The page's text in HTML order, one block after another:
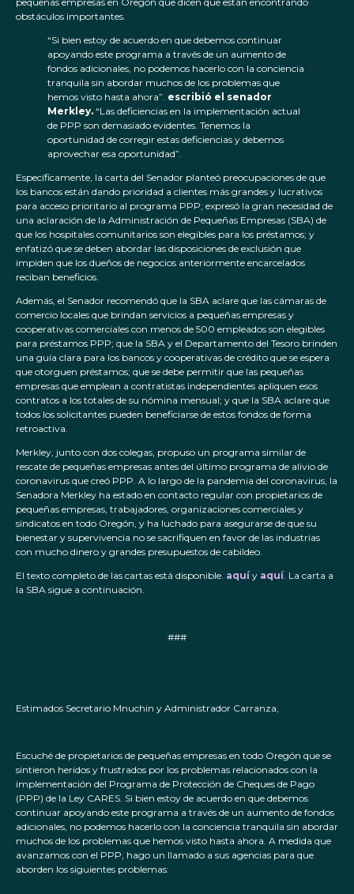
obstáculos importantes.
“Si bien estoy de acuerdo en que debemos continuar
apoyando este programa a través de un aumento de
fondos adicionales, no podemos hacerlo con la conciencia
tranquila sin abordar muchos de los problemas que
hemos visto hasta ahora”. escribió el senador
Merkley. “Las deficiencias en la implementación actual
de PPP son demasiado evidentes. Tenemos la
oportunidad de corregir estas deficiencias y debemos
aprovechar esa oportunidad”.
Específicamente, la carta del Senador planteó preocupaciones de que
los bancos están dando prioridad a clientes más grandes y lucrativos
para acceso prioritario al programa PPP; expresó la gran necesidad de
una aclaración de la Administración de Pequeñas Empresas (SBA) de
que los hospitales comunitarios son elegibles para los préstamos; y
enfatizó que se deben abordar las disposiciones de exclusión que
impiden que los dueños de negocios anteriormente encarcelados
reciban beneficios.
Además, el Senador recomendó que la SBA aclare que las cámaras de
comercio locales que brindan servicios a pequeñas empresas y
cooperativas comerciales con menos de 500 empleados son elegibles
para préstamos PPP; que la SBA y el Departamento del Tesoro brinden
una guía clara para los bancos y cooperativas de crédito que se espera
que otorguen préstamos; que se debe permitir que las pequeñas
empresas que emplean a contratistas independientes apliquen esos
contratos a los totales de su nómina mensual; y que la SBA aclare que
todos los solicitantes pueden beneficiarse de estos fondos de forma
retroactiva.
Merkley, junto con dos colegas, propuso un programa similar de
rescate de pequeñas empresas antes del último programa de alivio de
coronavirus que creó PPP. A lo largo de la pandemia del coronavirus, la
Senadora Merkley ha estado en contacto regular con propietarios de
pequeñas empresas, trabajadores, organizaciones comerciales y
sindicatos en todo Oregón, y ha luchado para asegurarse de que su
bienestar y supervivencia no se sacrifiquen en favor de las industrias
con mucho dinero y grandes presupuestos de cabildeo.
El texto completo de las cartas está disponible. aquí y aquí. La carta a
la SBA sigue a continuación.
###
Estimados Secretario Mnuchin y Administrador Carranza,
Escuché de propietarios de pequeñas empresas en todo Oregón que se
sintieron heridos y frustrados por los problemas relacionados con la
implementación del Programa de Protección de Cheques de Pago
(PPP) de la Ley CARES. Si bien estoy de acuerdo en que debemos
continuar apoyando este programa a través de un aumento de fondos
adicionales, no podemos hacerlo con la conciencia tranquila sin abordar
muchos de los problemas que hemos visto hasta ahora. A medida que
avanzamos con el PPP, hago un llamado a sus agencias para que
aborden los siguientes problemas: